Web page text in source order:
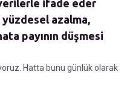
ifade eder
azalma,
payının düşmesi
Hatta bunu günlük olarak